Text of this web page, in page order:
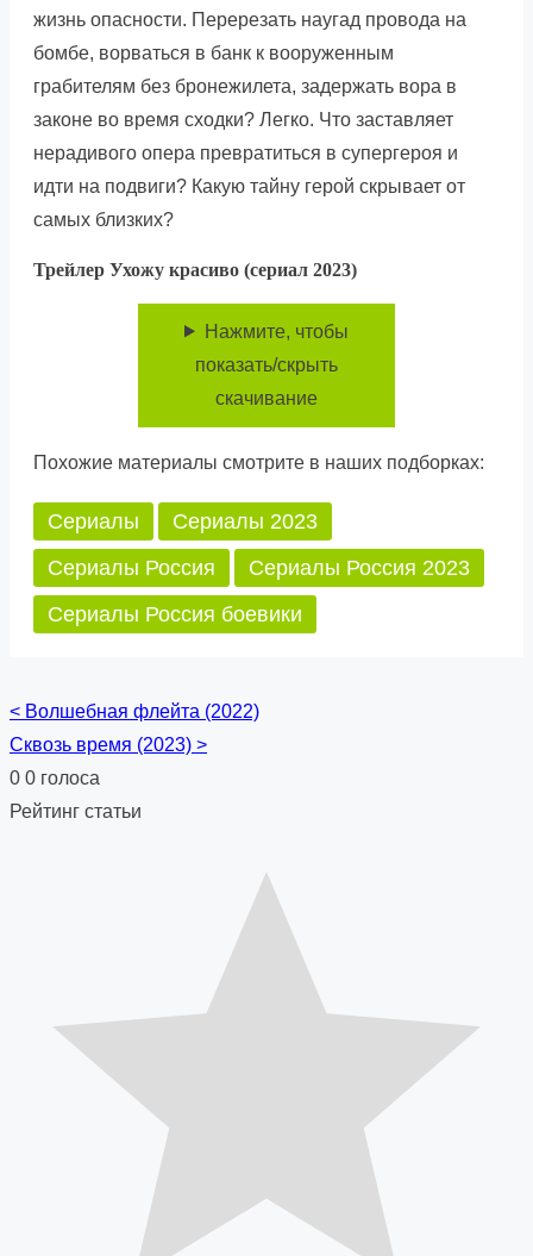
жизнь опасности. Перерезать наугад провода на
бомбе, ворваться в банк к вооруженным
грабителям без бронежилета, задержать вора в
законе во время сходки? Легко. Что заставляет
нерадивого опера превратиться в супергероя и
идти на подвиги? Какую тайну герой скрывает от
самых близких?
Трейлер Ухожу красиво (сериал 2023)
Нажмите, чтобы
показать/скрыть
скачивание
Похожие материалы смотрите в наших подборках:
Сериалы
Сериалы 2023
Сериалы Россия
Сериалы Россия 2023
Сериалы Россия боевики
Posts
navigation
< Волшебная флейта (2022)
Сквозь время (2023) >
0 0 голоса
Рейтинг статьи